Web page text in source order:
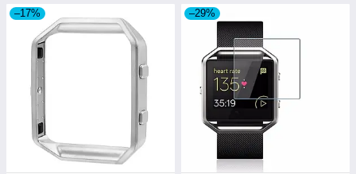
–17% –29%